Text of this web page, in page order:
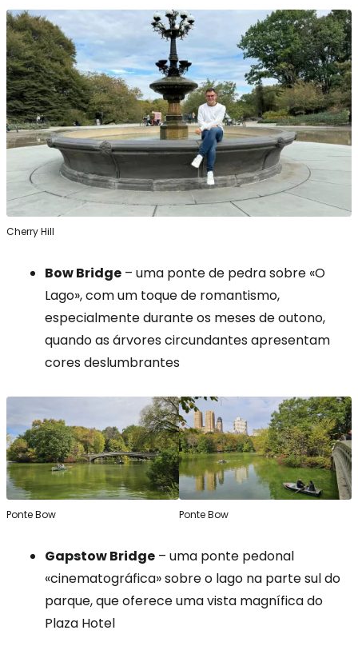
Cherry Hill
Bow Bridge – uma ponte de pedra sobre «O
Lago», com um toque de romantismo,
especialmente durante os meses de outono,
quando as árvores circundantes apresentam
cores deslumbrantes
Ponte Bow Ponte Bow
Gapstow Bridge – uma ponte pedonal
«cinematográfica» sobre o lago na parte sul do
parque, que oferece uma vista magnífica do
Plaza Hotel